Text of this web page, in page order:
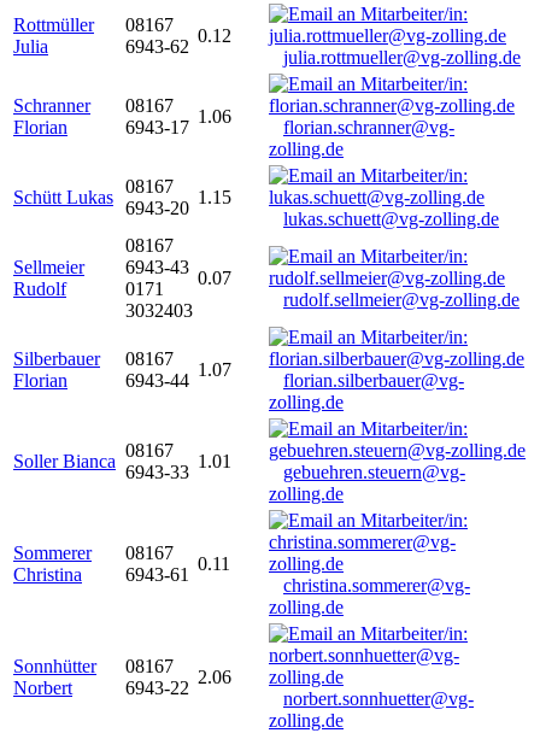
Rottmüller
Julia
08167
6943-62
0.12
julia.rottmueller@vg-zolling.de
Schranner
Florian
08167
6943-17
1.06
florian.schranner@vg-
zolling.de
Schütt Lukas
08167
6943-20
1.15
lukas.schuett@vg-zolling.de
Sellmeier
Rudolf
08167
6943-43
0171
3032403
0.07
rudolf.sellmeier@vg-zolling.de
Silberbauer
Florian
08167
6943-44
1.07
florian.silberbauer@vg-
zolling.de
Soller Bianca
08167
6943-33
1.01
gebuehren.steuern@vg-
zolling.de
Sommerer
Christina
08167
6943-61
0.11
christina.sommerer@vg-
zolling.de
Sonnhütter
Norbert
08167
6943-22
2.06
norbert.sonnhuetter@vg-
zolling.de